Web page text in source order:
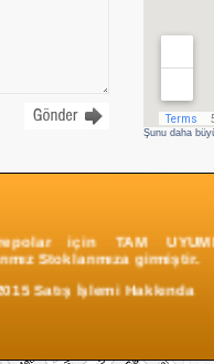
Şunu daha
için TAM
Stoklarımıza girmiştir.
Satış İşlemi Hakkında